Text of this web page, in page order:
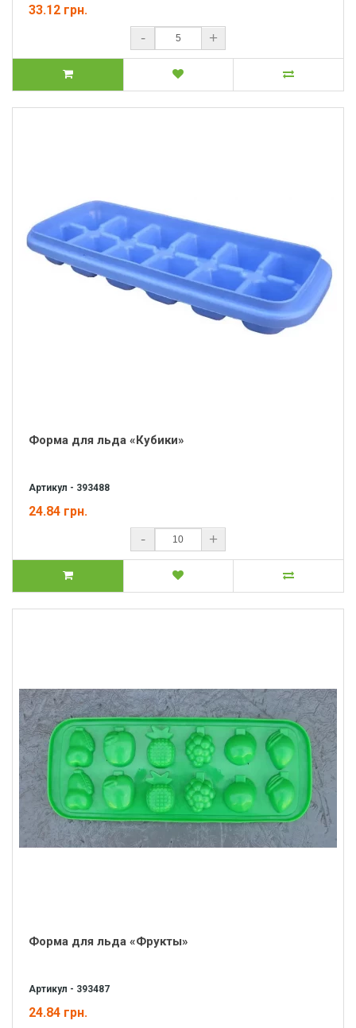
33.12 грн.
- +
Форма для льда «Кубики»
Артикул - 393488
24.84 грн.
- +
Форма для льда «Фрукты»
Артикул - 393487
24.84 грн.